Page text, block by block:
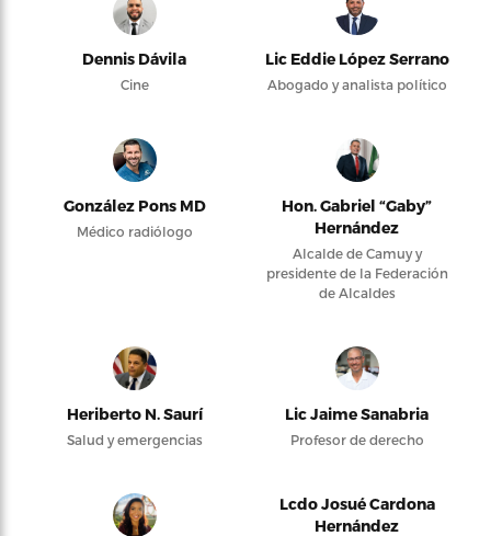
Dennis Dávila
Cine
Lic Eddie López Serrano
Abogado y analista político
González Pons MD
Médico radiólogo
Hon. Gabriel “Gaby”
Hernández
Alcalde de Camuy y
presidente de la Federación
de Alcaldes
Heriberto N. Saurí
Salud y emergencias
Lic Jaime Sanabria
Profesor de derecho
Lcdo Josué Cardona
Hernández